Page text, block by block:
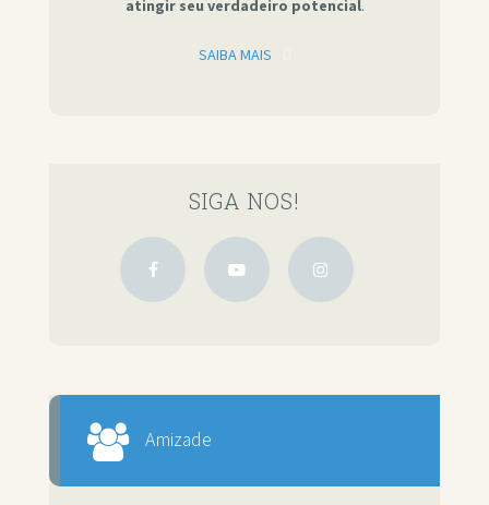
atingir seu verdadeiro potencial.
SAIBA MAIS
SIGA NOS!
Amizade